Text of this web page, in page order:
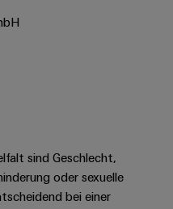
sind Geschlecht,
oder sexuelle
bei einer